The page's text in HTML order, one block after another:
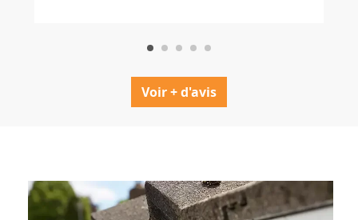
Voir + d'avis